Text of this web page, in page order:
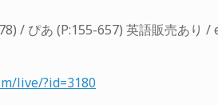
/ ぴあ (P:155-657) 英語販売あり
live/?id=3180